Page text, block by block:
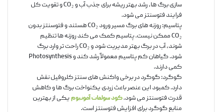
سازی برگ ها، رشد بهتر ریشه برای جذب آب و CO₂ و تقویت کل
فرایند فتوسنتز می شود.
پتاسیم: روزنه های برگ مسیر ورود CO₂ هستند و فتوسنتز بدون
CO₂ ممکن نیست. پتاسیم کمک می کند روزنه ها تنظیم
شوند، آب در برگ بهتر مدیریت شود و CO₂ راحت تر وارد برگ
شود. گیاهان کم پتاسیم معمولاً رشد کند و Photosynthesis
کمی دارند.
گوگرد: گوگرد در برخی واکنش های سنتز کلروفیل نقش
دارد. کمبود این عنصر باعث زردی یکنواخت برگ ها و کاهش
قدرت فتوسنتز می شود.کود سولفات آمونیوم یکی از بهترین
منابع گوگرد برای افزایش فتوسنتز است.